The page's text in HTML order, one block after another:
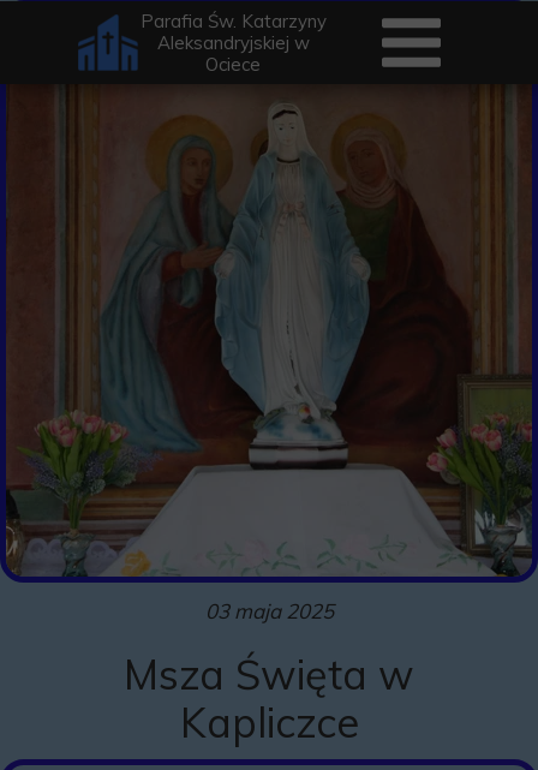
Parafia Św. Katarzyny
Aleksandryjskiej w
Ociece
03 maja 2025
Msza Święta w
Kapliczce